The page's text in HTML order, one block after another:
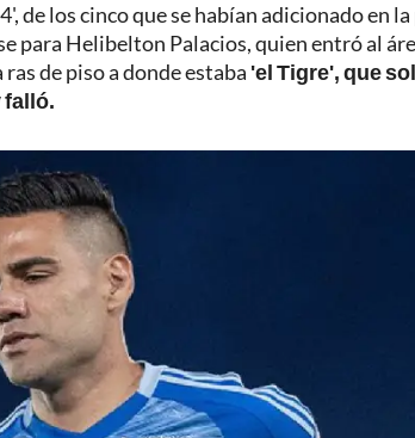
de los cinco que se habían adicionado en
para Helibelton Palacios, quien entró al
de piso a donde estaba 'el Tigre', que
falló.